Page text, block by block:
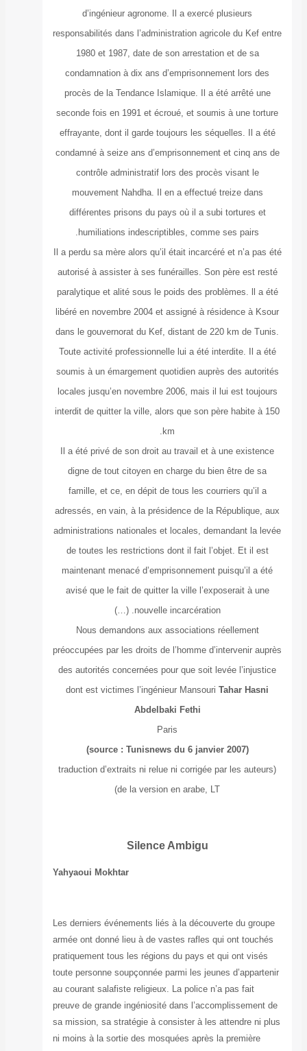
responsabilités
procès de la
seconde fois
effrayante,
condamné à
différentes
Il a perdu sa
autorisé à
paralytique et
libéré en
dans le
Toute activité
soumis à un
locales
interdit de
Il a été privé
digne de
famille, et
adressés, en
administrations
de toutes
maintenant
avisé que le
préoccupées
des autorités
dont est
(traduction
Les derniers
armée ont
pratiquement
toute personne
au courant
preuve de
sa mission, sa
ni moins à la